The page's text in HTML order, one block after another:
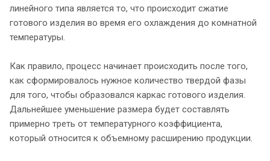
линейного типа является то, что происходит сжатие
готового изделия во время его охлаждения до комнатной
температуры.
Как правило, процесс начинает происходить после того,
как сформировалось нужное количество твердой фазы
для того, чтобы образовался каркас готового изделия.
Дальнейшее уменьшение размера будет составлять
примерно треть от температурного коэффициента,
который относится к объемному расширению продукции.